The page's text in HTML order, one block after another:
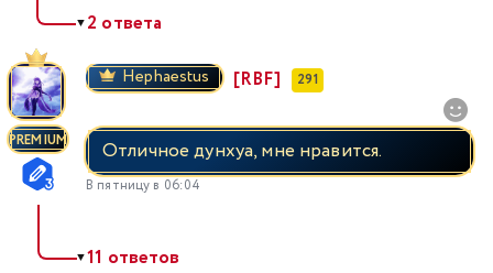
▼2 ответа
PREMIUM
Hephaestus [RBF] 291
Отличное дунхуа, мне нравится.
В пятницу в 06:04
▼11 ответов